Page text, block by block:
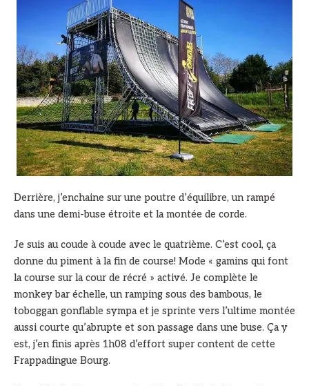
Derrière, j’enchaine sur une poutre d’équilibre, un rampé
dans une demi-buse étroite et la montée de corde.
Je suis au coude à coude avec le quatrième. C’est cool, ça
donne du piment à la fin de course! Mode « gamins qui font
la course sur la cour de récré » activé. Je complète le
monkey bar échelle, un ramping sous des bambous, le
toboggan gonflable sympa et je sprinte vers l’ultime montée
aussi courte qu’abrupte et son passage dans une buse. Ça y
est, j’en finis après 1h08 d’effort super content de cette
Frappadingue Bourg.